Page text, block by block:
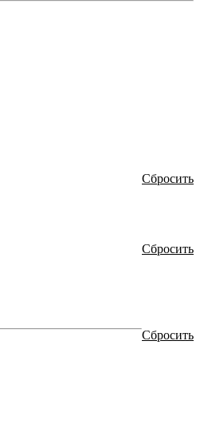
Сбросить
Сбросить
Сбросить